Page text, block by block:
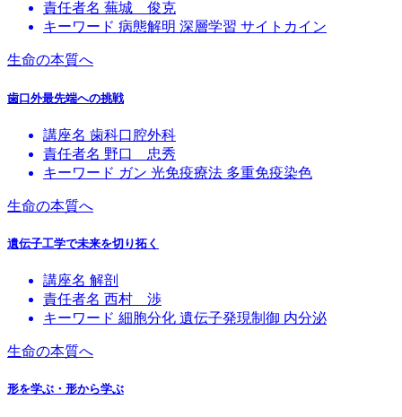
責任者名 蕪城 俊克
キーワード 病態解明 深層学習 サイトカイン
生命の本質へ
歯口外最先端への挑戦
講座名 歯科口腔外科
責任者名 野口 忠秀
キーワード ガン 光免疫療法 多重免疫染色
生命の本質へ
遺伝子工学で未来を切り拓く
講座名 解剖
責任者名 西村 渉
キーワード 細胞分化 遺伝子発現制御 内分泌
生命の本質へ
形を学ぶ・形から学ぶ